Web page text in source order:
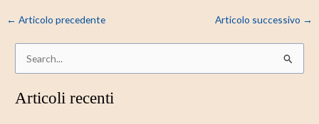
← Articolo precedente Articolo successivo →
r
Articoli recenti